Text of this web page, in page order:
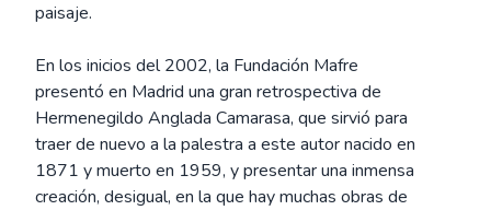
paisaje.
En los inicios del 2002, la Fundación Mafre
presentó en Madrid una gran retrospectiva de
Hermenegildo Anglada Camarasa, que sirvió para
traer de nuevo a la palestra a este autor nacido en
1871 y muerto en 1959, y presentar una inmensa
creación, desigual, en la que hay muchas obras de